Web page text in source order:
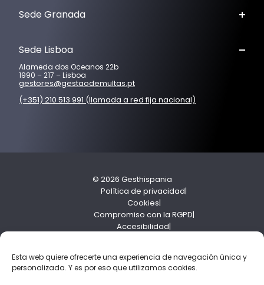
Esta web quiere ofrecerte una experiencia de navegación única y
personalizada. Y es por eso que utilizamos cookies.
Sede Granada
Sede Lisboa
Alameda dos Oceanos 22b
1990 – 217 – Lisboa
gestores@gestaodemultas.pt
(+351) 210 513 991 (llamada a red fija nacional)
© 2026 Gesthispania
Política de privacidad
Cookies
Compromiso con la RGPD
Accesibilidad